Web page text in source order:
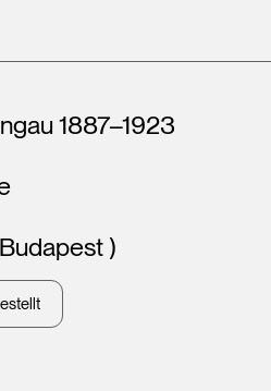
1887–1923
)